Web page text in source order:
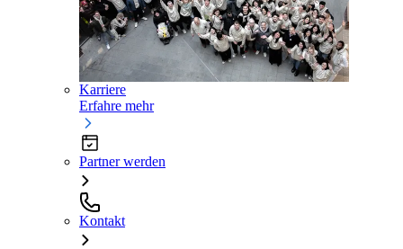
Karriere
Erfahre mehr
Partner werden
Kontakt